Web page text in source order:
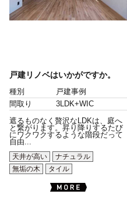
戸建リノベはいかがですか。
種別
戸建事例
間取り
3LDK+WIC
遮るものなく贅沢なLDKは、庭へ
と繋がります。昇り降りするたび
にワクワクするような階段だって
自由...
天井が高い
ナチュラル
無垢の木
タイル